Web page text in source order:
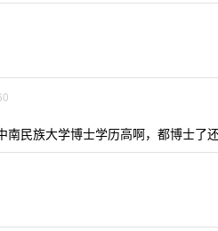
南民族大学博士学历高啊，都博士了